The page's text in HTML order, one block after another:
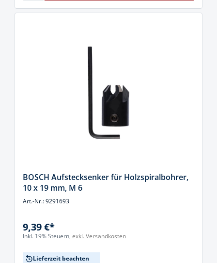
BOSCH Aufstecksenker für Holzspiralbohrer,
10 x 19 mm, M 6
Art.-Nr.: 9291693
9,39 €*
Inkl. 19% Steuern, exkl. Versandkosten
Lieferzeit beachten